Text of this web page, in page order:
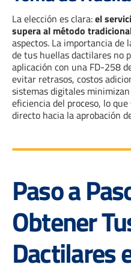
La elección es clara:el
supera al método
aspectos. La importancia de
de tus huellas dactilares no
aplicación con una FD-258
evitar retrasos, costos
sistemas digitales
eficiencia del proceso, lo
directo hacia la aprobación
Paso a
Obtener
Dactilares